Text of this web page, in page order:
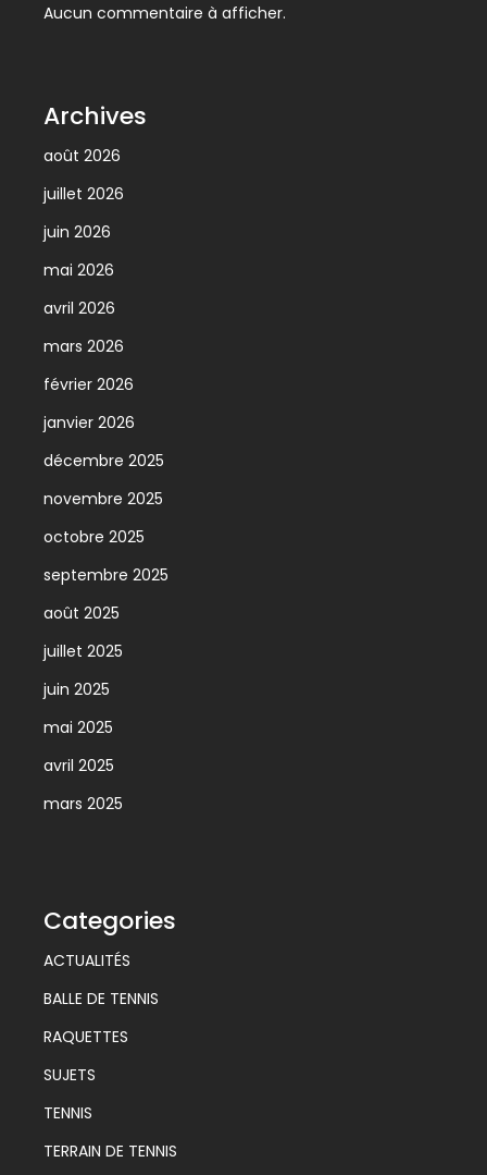
Aucun commentaire à afficher.
Archives
août 2026
juillet 2026
juin 2026
mai 2026
avril 2026
mars 2026
février 2026
janvier 2026
décembre 2025
novembre 2025
octobre 2025
septembre 2025
août 2025
juillet 2025
juin 2025
mai 2025
avril 2025
mars 2025
Categories
ACTUALITÉS
BALLE DE TENNIS
RAQUETTES
SUJETS
TENNIS
TERRAIN DE TENNIS